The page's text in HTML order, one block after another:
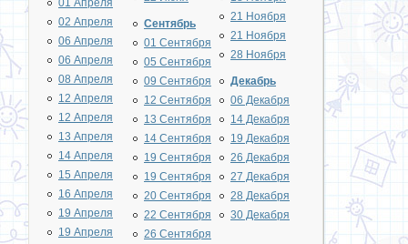
01 Апреля
02 Апреля
06 Апреля
06 Апреля
08 Апреля
12 Апреля
12 Апреля
13 Апреля
14 Апреля
15 Апреля
16 Апреля
19 Апреля
19 Апреля
Сентябрь
01 Сентября
05 Сентября
09 Сентября
12 Сентября
13 Сентября
14 Сентября
19 Сентября
19 Сентября
20 Сентября
22 Сентября
26 Сентября
21 Ноября
21 Ноября
28 Ноября
Декабрь
06 Декабря
14 Декабря
19 Декабря
26 Декабря
27 Декабря
28 Декабря
30 Декабря